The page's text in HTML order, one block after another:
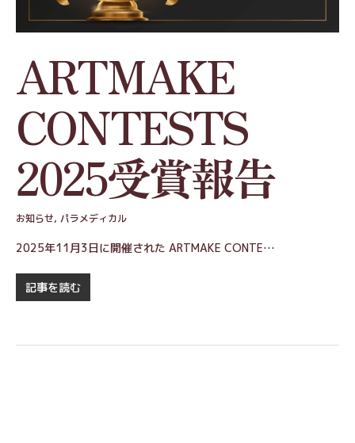
ARTMAKE
CONTESTS
2025受賞報告
お知らせ, パラメディカル
2025年11月3日に開催された ARTMAKE CONTE…
記事を読む